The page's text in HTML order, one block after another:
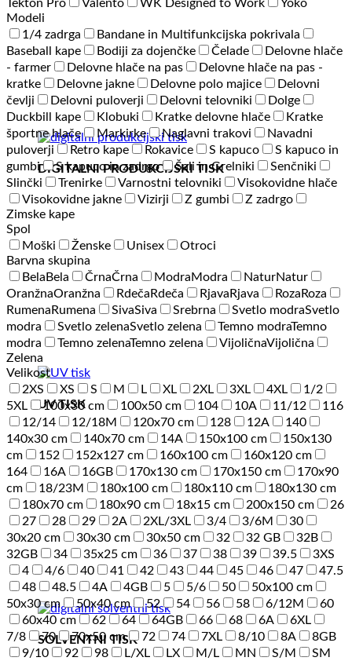
DIGITALNI PRODUKCIJSKI TISK
UV TISK
SOLVENTNI TISK
Tekton Pro Valento WK Designed to Work
Yoko
Modeli
1/4 zadrga
Bandane in Multifunkcijska pokrivala
Baseball kape
Bodiji za dojenčke Čelade
Delovne hlače
- farmer
Delovne hlače na pas
Delovne hlače na pas -
kratke
Delovne jakne Delovne polo majice
Delovni
čevlji
Delovni puloverji Delovni telovniki
Dolge
Duckbill kape
Klobuki Kratke delovne hlače
Kratke
športne hlače
Markirke Naglavni trakovi
Navadni
puloverji
Retro kape Rokavice S kapuco
S kapuco in
gumbi
S kapuco in zadrgo Šali in Grelniki
Senčniki
Slinčki
Trenirke Varnostni telovniki
Visokovidne hlače
Visokovidne jakne
Vizirji Z gumbi
Z zadrgo
Zimske kape
Spol
Moški
Ženske Unisex
Otroci
Barvna skupina
Bela Bela ČrnaČrna ModraModra NaturNatur
OranžnaOranžna Rdeča Rdeča Rjava Rjava Roza Roza
Rumena Rumena SivaSiva Srebrna Svetlo modraSvetlo
modra
Svetlo zelenaSvetlo zelena Temno modraTemno
modra
Temno zelenaTemno zelena VijoličnaVijolična
Zelena
Velikost
2XS
XS S M L XL 2XL 3XL 4XL
1/2
5XL
100x30 cm 100x50 cm 104 10A 11/12
116
12/14
12/18M 120x70 cm 128 12A
140
140x30 cm
140x70 cm 14A 150x100 cm
150x130
cm
152 152x127 cm 160x100 cm
160x120 cm
164
16A 16GB 170x130 cm 170x150 cm
170x90
cm
18/23M 180x100 cm 180x110 cm
180x130 cm
180x70 cm
180x90 cm 18x15 cm 200x150 cm
26
27
28 29 2A 2XL/3XL 3/4 3/6M
30
30x20 cm
30x30 cm 30x50 cm 32 32 GB
32B
32GB
34 35x25 cm 36 37 38 39 39.5
3XS
4
4/6 40 41 42 43 44 45 46 47
47.5
48
48.5 4A 4GB 5 5/6 50
50x100 cm
50x30 cm
50x40 cm 52 54 56 58 6/12M
60
60x40 cm
62 64 64GB 66 68 6A
6XL
7/8
70 70x50 cm 72 74 7XL 8/10 8A
8GB
9/10
92 98 L/XL LX M/L MN S/M
SM